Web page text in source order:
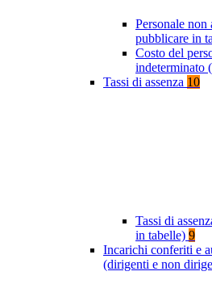
Personale non
pubblicare in
Costo del
indeterminato
Tassi di assenza 10
Tassi di
in tabelle) 9
Incarichi conferiti e
(dirigenti e non